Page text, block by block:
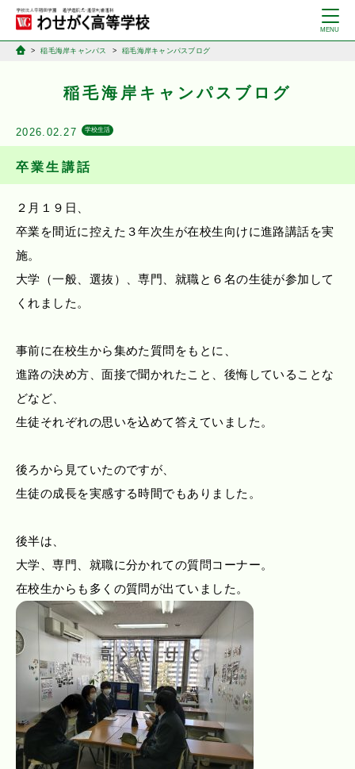
稲毛海岸キャンパス 稲毛海岸キャンパスブログ
稲毛海岸キャンパスブログ
2026.02.27 学校生活
卒業生講話
２月１９日、
卒業を間近に控えた３年次生が在校生向けに進路講話を実
施。
大学（一般、選抜）、専門、就職と６名の生徒が参加して
くれました。
事前に在校生から集めた質問をもとに、
進路の決め方、面接で聞かれたこと、後悔していることな
どなど、
生徒それぞれの思いを込めて答えていました。
後ろから見ていたのですが、
生徒の成長を実感する時間でもありました。
後半は、
大学、専門、就職に分かれての質問コーナー。
在校生からも多くの質問が出ていました。